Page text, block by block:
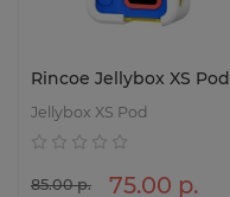
Rincoe Jellybox XS Pod
Jellybox XS Pod
85.00 р. 75.00 р.